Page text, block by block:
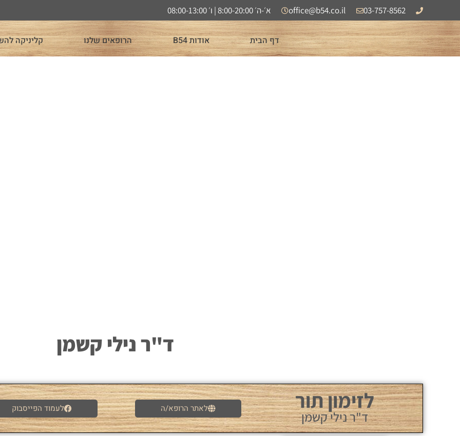
03-757-8562
office@b54.co.il א׳-ה׳ 8:00-20:00 | ו׳ 08:00-13:00
דף הבית אודות B54 הרופאים שלנו קליניקה
ד"ר נילי קשמן
לזימון תור
ד"ר נילי קשמן לאתר הרופא/ה לעמוד הפייסבוק